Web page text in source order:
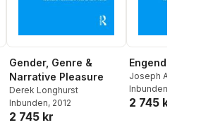
Gender, Genre &
Narrative Pleasure
Derek Longhurst
Inbunden, 2012
2 745 kr
Engendering
Joseph A. Boone
Cadden
Inbunden
2 745 kr